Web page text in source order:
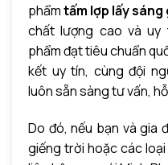
phẩmtấm lợp lấy
chất lượng cao và uy
phẩm đạt tiêu chuẩn
kết uy tín, cùng đội
luôn sẵn sàng tư vấn,
Do đó, nếu bạn và gia
giếng trời hoặc các